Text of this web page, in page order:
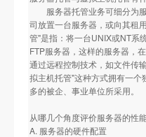
服务器托管业务可细分为服
司放置一台服务器，或向其租
管"是指：将一台UNIX或NT系
FTP服务器，这样的服务器，
通过远程控制技术，如文件传
拟主机托管"这种方式拥有一
多的被企、事业单位所采用。
从哪几个角度评价服务器的性
A. 服务器的硬件配置